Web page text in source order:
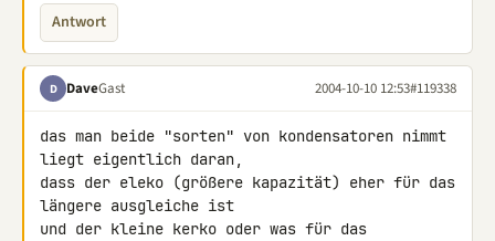
Antwort
D DaveGast 2004-10-10 12:53#119338
das man beide "sorten" von kondensatoren nimmt
liegt eigentlich daran,
dass der eleko (größere kapazität) eher für das
längere ausgleiche ist
und der kleine kerko oder was für das